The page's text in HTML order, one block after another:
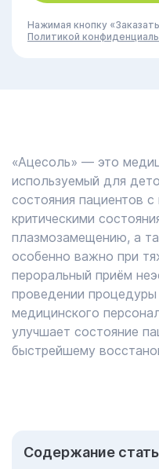
Нажимая кнопку
Политикой
«Ацесоль» — это
используемый для
состояния пациентов
критическими
плазмозамещению, а
особенно важно при
пероральный приём
проведении
медицинского
улучшает состояние
быстрейшему
Cодержание